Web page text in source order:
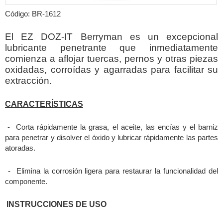
Código: BR-1612
El EZ DOZ-IT Berryman es un excepcional
lubricante penetrante que inmediatamente
comienza a aflojar tuercas, pernos y otras piezas
oxidadas, corroídas y agarradas para facilitar su
extracción.
CARACTERÍSTICAS
- Corta rápidamente la grasa, el aceite, las encías y el barniz
para penetrar y disolver el óxido y lubricar rápidamente las partes
atoradas.
- Elimina la corrosión ligera para restaurar la funcionalidad del
componente.
INSTRUCCIONES DE USO